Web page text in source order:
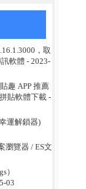
，取
軟體 - 2023-
趣 APP 推薦
貼軟體下載-
運解鎖器)
瀏覽器 / ES文
）
03